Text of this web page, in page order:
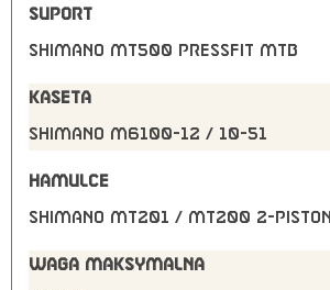
SUPORT
Shimano MT500 pressfit MTB
KASETA
Shimano M6100-12 / 10-51
HAMULCE
Shimano MT201 / MT200 2-Piston
WAGA MAKSYMALNA